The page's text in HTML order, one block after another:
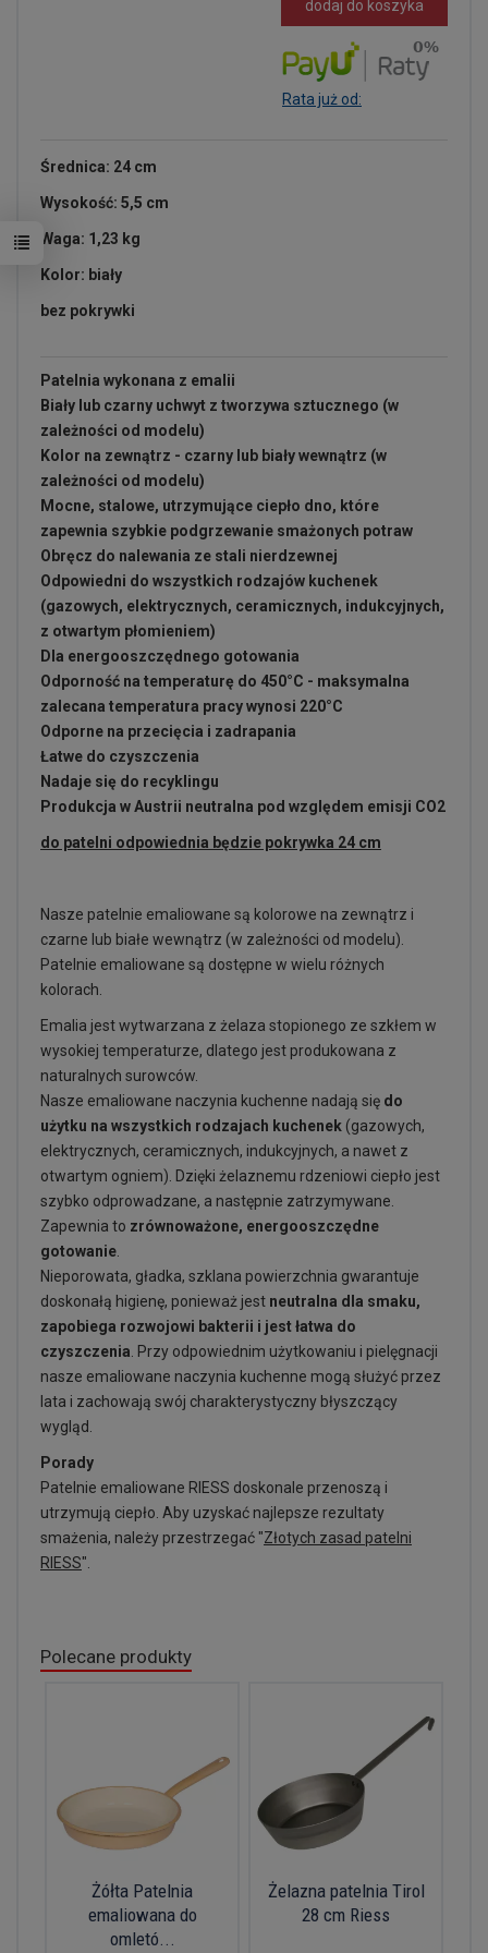
dodaj do koszyka
Rata już od:
Średnica: 24 cm
Wysokość: 5,5 cm
Waga: 1,23 kg
Kolor: biały
bez pokrywki
Patelnia wykonana z emalii
Biały lub czarny uchwyt z tworzywa sztucznego (w
zależności od modelu)
Kolor na zewnątrz - czarny lub biały wewnątrz (w
zależności od modelu)
Mocne, stalowe, utrzymujące ciepło dno, które
zapewnia szybkie podgrzewanie smażonych potraw
Obręcz do nalewania ze stali nierdzewnej
Odpowiedni do wszystkich rodzajów kuchenek
(gazowych, elektrycznych, ceramicznych, indukcyjnych,
z otwartym płomieniem)
Dla energooszczędnego gotowania
Odporność na temperaturę do 450°C - maksymalna
zalecana temperatura pracy wynosi 220°C
Odporne na przecięcia i zadrapania
Łatwe do czyszczenia
Nadaje się do recyklingu
Produkcja w Austrii neutralna pod względem emisji CO2
do patelni odpowiednia będzie pokrywka 24 cm
Nasze patelnie emaliowane są kolorowe na zewnątrz i
czarne lub białe wewnątrz (w zależności od modelu).
Patelnie emaliowane są dostępne w wielu różnych
kolorach.
Emalia jest wytwarzana z żelaza stopionego ze szkłem w
wysokiej temperaturze, dlatego jest produkowana z
naturalnych surowców.
Nasze emaliowane naczynia kuchenne nadają się do
użytku na wszystkich rodzajach kuchenek (gazowych,
elektrycznych, ceramicznych, indukcyjnych, a nawet z
otwartym ogniem). Dzięki żelaznemu rdzeniowi ciepło jest
szybko odprowadzane, a następnie zatrzymywane.
Zapewnia to zrównoważone, energooszczędne
gotowanie
Nieporowata, gładka, szklana powierzchnia gwarantuje
doskonałą higienę, ponieważ jest neutralna dla smaku,
zapobiega rozwojowi bakterii i jest łatwa do
czyszczenia . Przy odpowiednim użytkowaniu i pielęgnacji
nasze emaliowane naczynia kuchenne mogą służyć przez
lata i zachowają swój charakterystyczny błyszczący
wygląd.
Porady
Patelnie emaliowane RIESS doskonale przenoszą i
utrzymują ciepło. Aby uzyskać najlepsze rezultaty
smażenia, należy przestrzegać "Złotych zasad patelni
RIESS".
Polecane produkty
Żółta Patelnia
emaliowana do
omletó...
Żelazna patelnia Tirol
28 cm Riess